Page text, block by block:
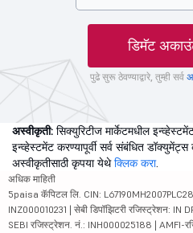
डिमॅट
पुढे सुरू ठेवण्याद्वारे, तुम्ही सर्व
अस्वीकृती: सिक्युरिटीज मार्केटमधील
इन्व्हेस्टमेंट करण्यापूर्वी सर्व संबंधित
अस्वीकृतीसाठी कृपया येथेक्लिक करा.
अधिक माहिती
5paisa कॅपिटल लि. CIN:
INZ000010231 | सेबी डिपॉझिटरी रजिस्ट्रेशन: IN
SEBI रजिस्ट्रेशन. नं.: INH000025188 | AMFI-